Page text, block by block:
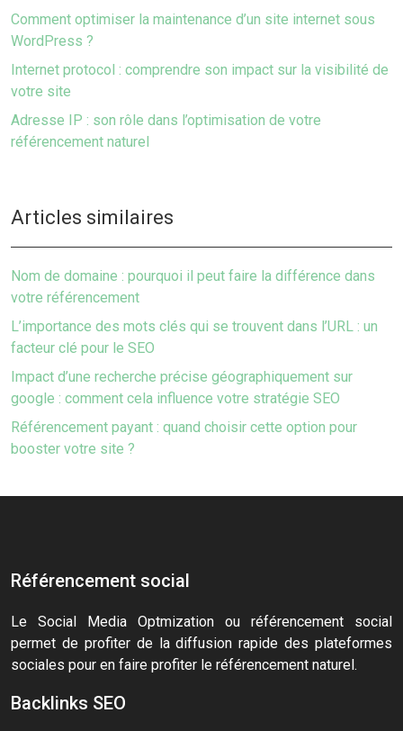
Comment optimiser la maintenance d’un site internet sous
WordPress ?
Internet protocol : comprendre son impact sur la visibilité de
votre site
Adresse IP : son rôle dans l’optimisation de votre
référencement naturel
Articles similaires
Nom de domaine : pourquoi il peut faire la différence dans
votre référencement
L’importance des mots clés qui se trouvent dans l’URL : un
facteur clé pour le SEO
Impact d’une recherche précise géographiquement sur
google : comment cela influence votre stratégie SEO
Référencement payant : quand choisir cette option pour
booster votre site ?
Référencement social
Le Social Media Optmization ou référencement social
permet de profiter de la diffusion rapide des plateformes
sociales pour en faire profiter le référencement naturel.
Backlinks SEO